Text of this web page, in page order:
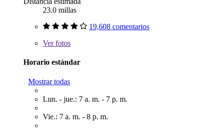
23.0 millas
19,608 comentarios
Verfotos
Horario estándar
Mostrar todas
Lun. - jue.: 7 a. m. - 7 p. m.
Vie.: 7 a. m. - 8 p. m.